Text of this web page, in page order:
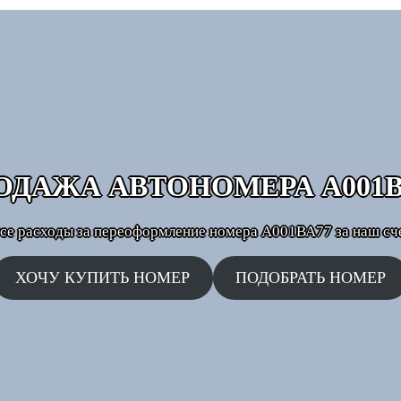
АВТОНОМЕРА
расходы за переоформление номера А001ВА77 за наш
ХОЧУ КУПИТЬ НОМЕР ПОДОБРАТЬ НОМЕР